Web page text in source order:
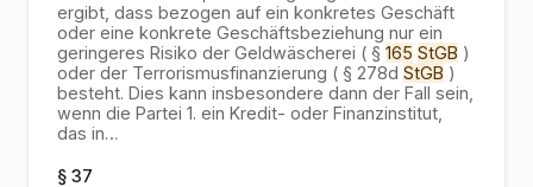
ergibt, dass bezogen auf ein konkretes Geschäft
oder eine konkrete Geschäftsbeziehung nur ein
geringeres Risiko der Geldwäscherei ( § 165 StGB )
oder der Terrorismusfinanzierung ( § 278d StGB )
besteht. Dies kann insbesondere dann der Fall sein,
wenn die Partei 1. ein Kredit- oder Finanzinstitut,
das in…
§ 37